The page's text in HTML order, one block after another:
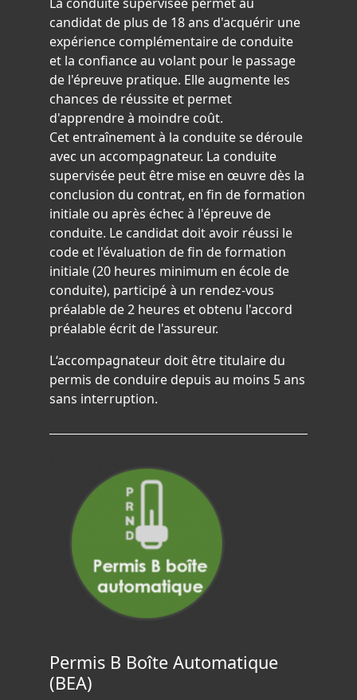
candidat de plus de 18 ans d'acquérir une
expérience complémentaire de conduite
et la confiance au volant pour le passage
de l'épreuve pratique. Elle augmente les
chances de réussite et permet
d'apprendre à moindre coût.
Cet entraînement à la conduite se déroule
avec un accompagnateur. La conduite
supervisée peut être mise en œuvre dès la
conclusion du contrat, en fin de formation
initiale ou après échec à l'épreuve de
conduite. Le candidat doit avoir réussi le
code et l'évaluation de fin de formation
initiale (20 heures minimum en école de
conduite), participé à un rendez-vous
préalable de 2 heures et obtenu l'accord
préalable écrit de l'assureur.
L‘accompagnateur doit être titulaire du
permis de conduire depuis au moins 5 ans
sans interruption.
Permis B Boîte Automatique
(BEA)